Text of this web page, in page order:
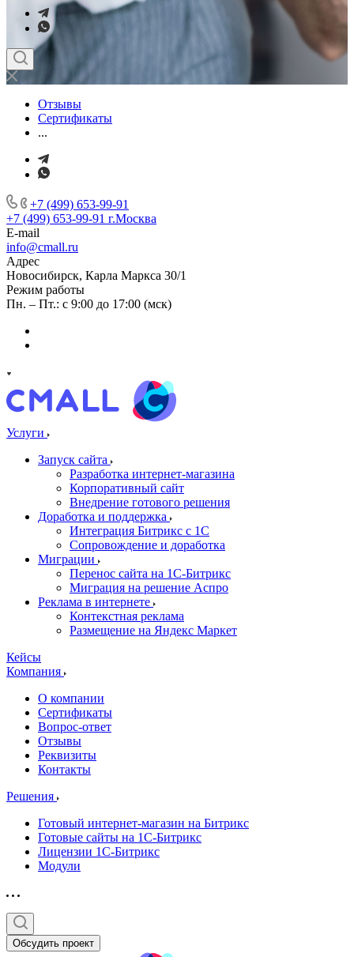
Отзывы
Сертификаты
...
+7 (499) 653-99-91
+7 (499) 653-99-91 г.Москва
E-mail
info@cmall.ru
Адрес
Новосибирск, Карла Маркса 30/1
Режим работы
Пн. – Пт.: с 9:00 до 17:00 (мск)
Услуги
Запуск сайта
Разработка интернет-магазина
Корпоративный сайт
Внедрение готового решения
Доработка и поддержка
Интеграция Битрикс с 1С
Сопровождение и доработка
Миграции
Перенос сайта на 1С-Битрикс
Миграция на решение Аспро
Реклама в интернете
Контекстная реклама
Размещение на Яндекс Маркет
Кейсы
Компания
О компании
Сертификаты
Вопрос-ответ
Отзывы
Реквизиты
Контакты
Решения
Готовый интернет-магазин на Битрикс
Готовые сайты на 1С-Битрикс
Лицензии 1С-Битрикс
Модули
Обсудить проект